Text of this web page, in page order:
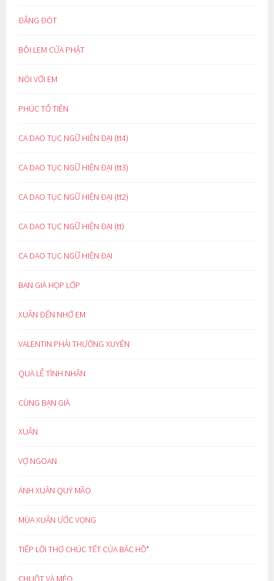
ĐẮNG ĐÓT
BÔI LEM CỬA PHẬT
NÓI VỚI EM
PHÚC TỔ TIÊN
CA DAO TỤC NGỮ HIỆN ĐẠI (tt4)
CA DAO TỤC NGỮ HIỆN ĐẠI (tt3)
CA DAO TỤC NGỮ HIỆN ĐẠI (tt2)
CA DAO TỤC NGỮ HIỆN ĐẠI (tt)
CA DAO TỤC NGỮ HIỆN ĐẠI
BẠN GIÀ HỌP LỚP
XUÂN ĐẾN NHỚ EM
VALENTIN PHẢI THƯỜNG XUYÊN
QUÀ LỄ TÌNH NHÂN
CÙNG BẠN GIÀ
XUÂN
VỢ NGOAN
ÁNH XUÂN QUÝ MÃO
MÙA XUÂN ƯỚC VỌNG
TIẾP LỜI THƠ CHÚC TẾT CỦA BÁC HỒ*
CHUỘT VÀ MÈO